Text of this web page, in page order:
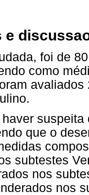
e
foi de
como
que o
subtestes
nos
nos